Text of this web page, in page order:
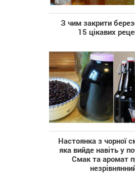
З чим закрити
15 цікавих
Настоянка з чорної
яка вийде навіть у
Смак та аромат